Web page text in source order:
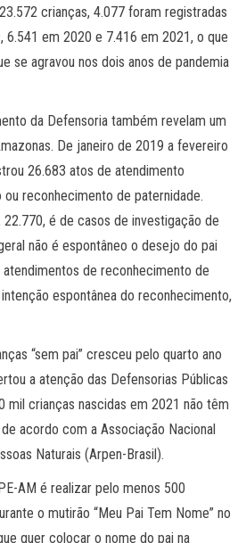
crianças, 4.077 foram registradas
6.541 em 2020 e 7.416 em 2021, o que
se agravou nos dois anos de pandemia
da Defensoria também revelam um
De janeiro de 2019 a fevereiro
26.683 atos de atendimento
reconhecimento de paternidade.
é de casos de investigação de
não é espontâneo o desejo do pai
de reconhecimento de
espontânea do reconhecimento,
“sem pai” cresceu pelo quarto ano
a atenção das Defensorias Públicas
mil crianças nascidas em 2021 não têm
acordo com a Associação Nacional
Naturais (Arpen-Brasil).
AM é realizar pelo menos 500
o mutirão “Meu Pai Tem Nome” no
quer colocar o nome do pai na